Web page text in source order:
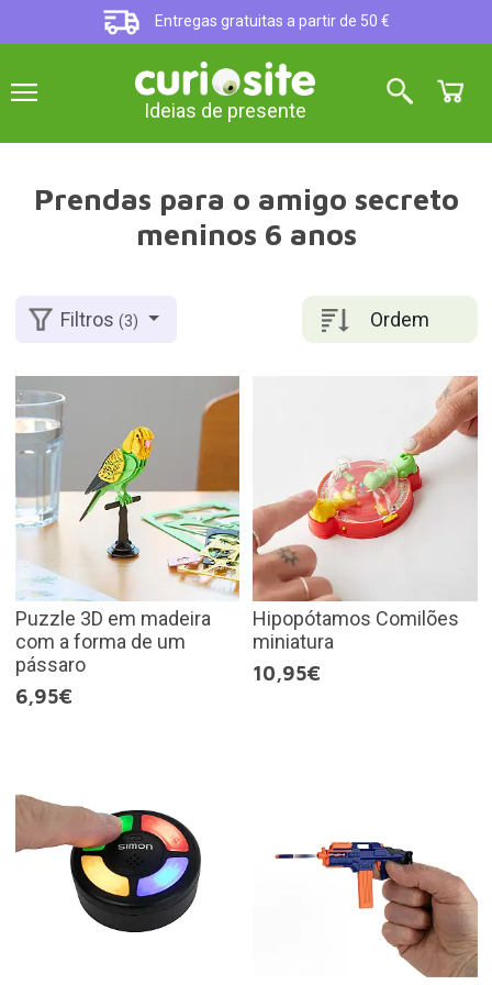
Entregas gratuitas a partir de 50 €
Ideias de presente
Prendas para o amigo secreto
meninos 6 anos
Ordem
Filtros(3)
Puzzle 3D em madeira
com a forma de um
pássaro
6,95€
Hipopótamos Comilões
miniatura
10,95€